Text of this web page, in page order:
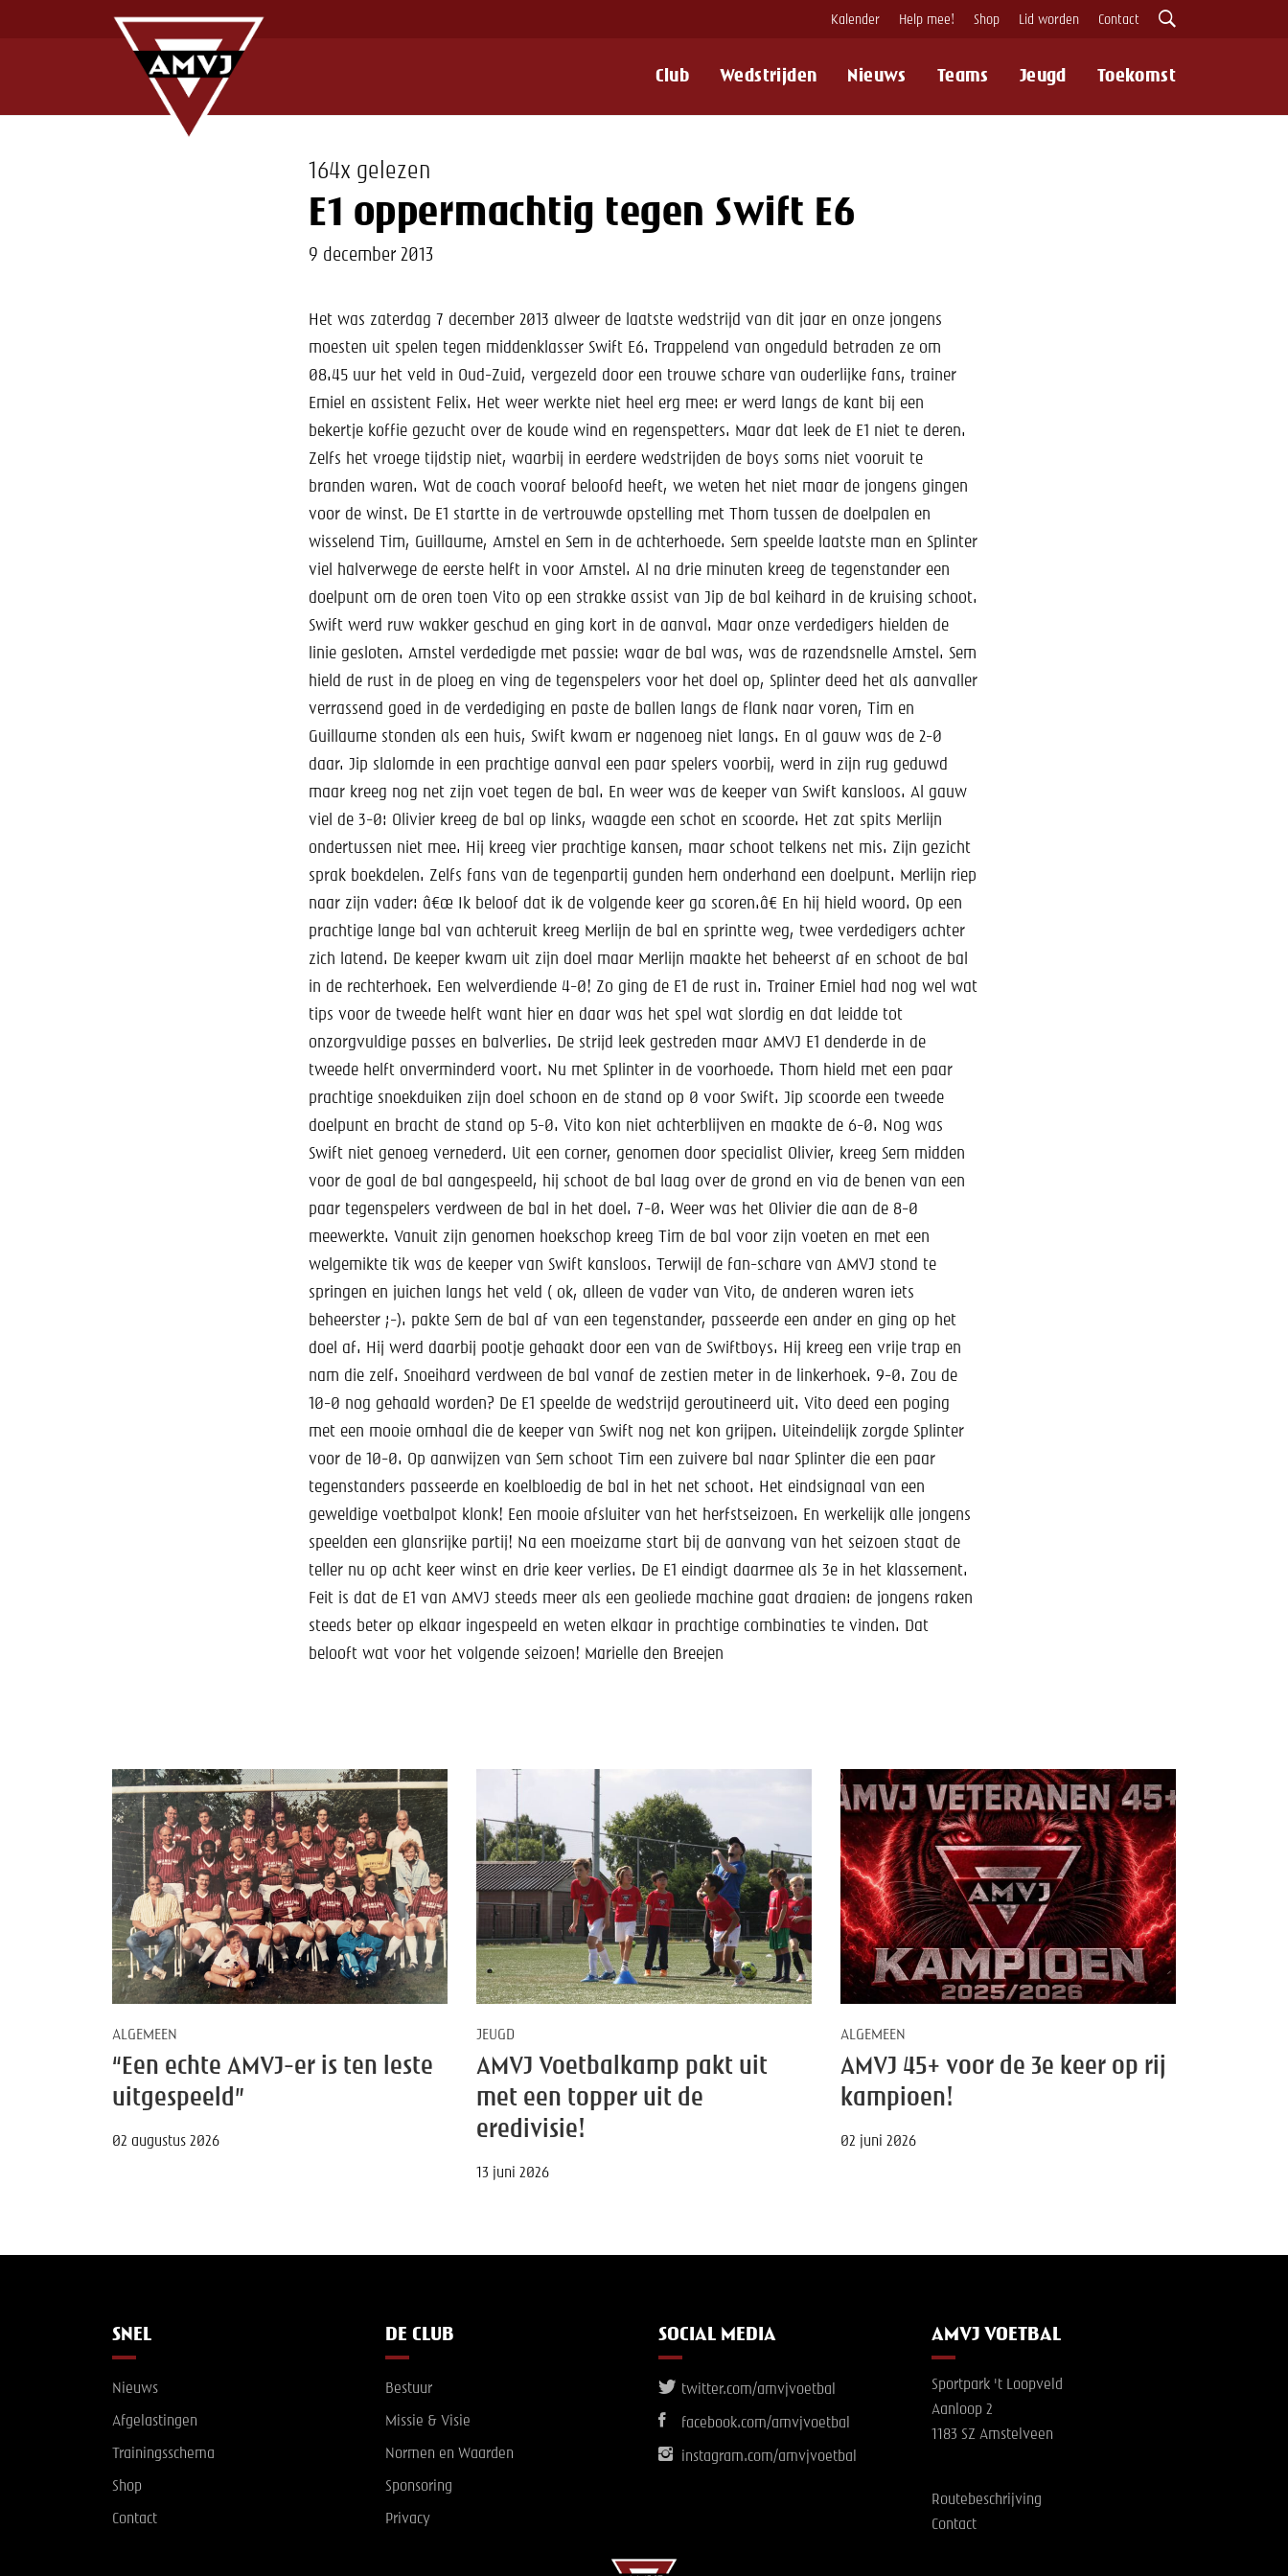
Kalender Help mee! Shop Lid worden Contact
Club Wedstrijden Nieuws Teams Jeugd Toekomst
164x gelezen
E1 oppermachtig tegen Swift E6
9 december 2013
Het was zaterdag 7 december 2013 alweer de laatste wedstrijd van dit jaar en onze jongens
moesten uit spelen tegen middenklasser Swift E6. Trappelend van ongeduld betraden ze om
08.45 uur het veld in Oud-Zuid, vergezeld door een trouwe schare van ouderlijke fans, trainer
Emiel en assistent Felix. Het weer werkte niet heel erg mee: er werd langs de kant bij een
bekertje koffie gezucht over de koude wind en regenspetters. Maar dat leek de E1 niet te deren.
Zelfs het vroege tijdstip niet, waarbij in eerdere wedstrijden de boys soms niet vooruit te
branden waren. Wat de coach vooraf beloofd heeft, we weten het niet maar de jongens gingen
voor de winst. De E1 startte in de vertrouwde opstelling met Thom tussen de doelpalen en
wisselend Tim, Guillaume, Amstel en Sem in de achterhoede. Sem speelde laatste man en Splinter
viel halverwege de eerste helft in voor Amstel. Al na drie minuten kreeg de tegenstander een
doelpunt om de oren toen Vito op een strakke assist van Jip de bal keihard in de kruising schoot.
Swift werd ruw wakker geschud en ging kort in de aanval. Maar onze verdedigers hielden de
linie gesloten. Amstel verdedigde met passie: waar de bal was, was de razendsnelle Amstel. Sem
hield de rust in de ploeg en ving de tegenspelers voor het doel op, Splinter deed het als aanvaller
verrassend goed in de verdediging en paste de ballen langs de flank naar voren, Tim en
Guillaume stonden als een huis, Swift kwam er nagenoeg niet langs. En al gauw was de 2-0
daar. Jip slalomde in een prachtige aanval een paar spelers voorbij, werd in zijn rug geduwd
maar kreeg nog net zijn voet tegen de bal. En weer was de keeper van Swift kansloos. Al gauw
viel de 3-0: Olivier kreeg de bal op links, waagde een schot en scoorde. Het zat spits Merlijn
ondertussen niet mee. Hij kreeg vier prachtige kansen, maar schoot telkens net mis. Zijn gezicht
sprak boekdelen. Zelfs fans van de tegenpartij gunden hem onderhand een doelpunt. Merlijn riep
naar zijn vader: â€œ Ik beloof dat ik de volgende keer ga scoren.â€ En hij hield woord. Op een
prachtige lange bal van achteruit kreeg Merlijn de bal en sprintte weg, twee verdedigers achter
zich latend. De keeper kwam uit zijn doel maar Merlijn maakte het beheerst af en schoot de bal
in de rechterhoek. Een welverdiende 4-0! Zo ging de E1 de rust in. Trainer Emiel had nog wel wat
tips voor de tweede helft want hier en daar was het spel wat slordig en dat leidde tot
onzorgvuldige passes en balverlies. De strijd leek gestreden maar AMVJ E1 denderde in de
tweede helft onverminderd voort. Nu met Splinter in de voorhoede. Thom hield met een paar
prachtige snoekduiken zijn doel schoon en de stand op 0 voor Swift. Jip scoorde een tweede
doelpunt en bracht de stand op 5-0. Vito kon niet achterblijven en maakte de 6-0. Nog was
Swift niet genoeg vernederd. Uit een corner, genomen door specialist Olivier, kreeg Sem midden
voor de goal de bal aangespeeld, hij schoot de bal laag over de grond en via de benen van een
paar tegenspelers verdween de bal in het doel. 7-0. Weer was het Olivier die aan de 8-0
meewerkte. Vanuit zijn genomen hoekschop kreeg Tim de bal voor zijn voeten en met een
welgemikte tik was de keeper van Swift kansloos. Terwijl de fan-schare van AMVJ stond te
springen en juichen langs het veld ( ok, alleen de vader van Vito, de anderen waren iets
beheerster ;-). pakte Sem de bal af van een tegenstander, passeerde een ander en ging op het
doel af. Hij werd daarbij pootje gehaakt door een van de Swiftboys. Hij kreeg een vrije trap en
nam die zelf. Snoeihard verdween de bal vanaf de zestien meter in de linkerhoek. 9-0. Zou de
10-0 nog gehaald worden? De E1 speelde de wedstrijd geroutineerd uit. Vito deed een poging
met een mooie omhaal die de keeper van Swift nog net kon grijpen. Uiteindelijk zorgde Splinter
voor de 10-0. Op aanwijzen van Sem schoot Tim een zuivere bal naar Splinter die een paar
tegenstanders passeerde en koelbloedig de bal in het net schoot. Het eindsignaal van een
geweldige voetbalpot klonk! Een mooie afsluiter van het herfstseizoen. En werkelijk alle jongens
speelden een glansrijke partij! Na een moeizame start bij de aanvang van het seizoen staat de
teller nu op acht keer winst en drie keer verlies. De E1 eindigt daarmee als 3e in het klassement.
Feit is dat de E1 van AMVJ steeds meer als een geoliede machine gaat draaien: de jongens raken
steeds beter op elkaar ingespeeld en weten elkaar in prachtige combinaties te vinden. Dat
belooft wat voor het volgende seizoen! Marielle den Breejen
ALGEMEEN
“Een echte AMVJ-er is ten leste
uitgespeeld”
02 augustus 2026
JEUGD
AMVJ Voetbalkamp pakt uit
met een topper uit de
eredivisie!
13 juni 2026
ALGEMEEN
AMVJ 45+ voor de 3e keer op rij
kampioen!
02 juni 2026
SNEL
Nieuws
Afgelastingen
Trainingsschema
Shop
Contact
DE CLUB
Bestuur
Missie & Visie
Normen en Waarden
Sponsoring
Privacy
SOCIAL MEDIA
twitter.com/amvjvoetbal
facebook.com/amvjvoetbal
instagram.com/amvjvoetbal
AMVJ VOETBAL
Sportpark 't Loopveld
Aanloop 2
1183 SZ Amstelveen
Routebeschrijving
Contact